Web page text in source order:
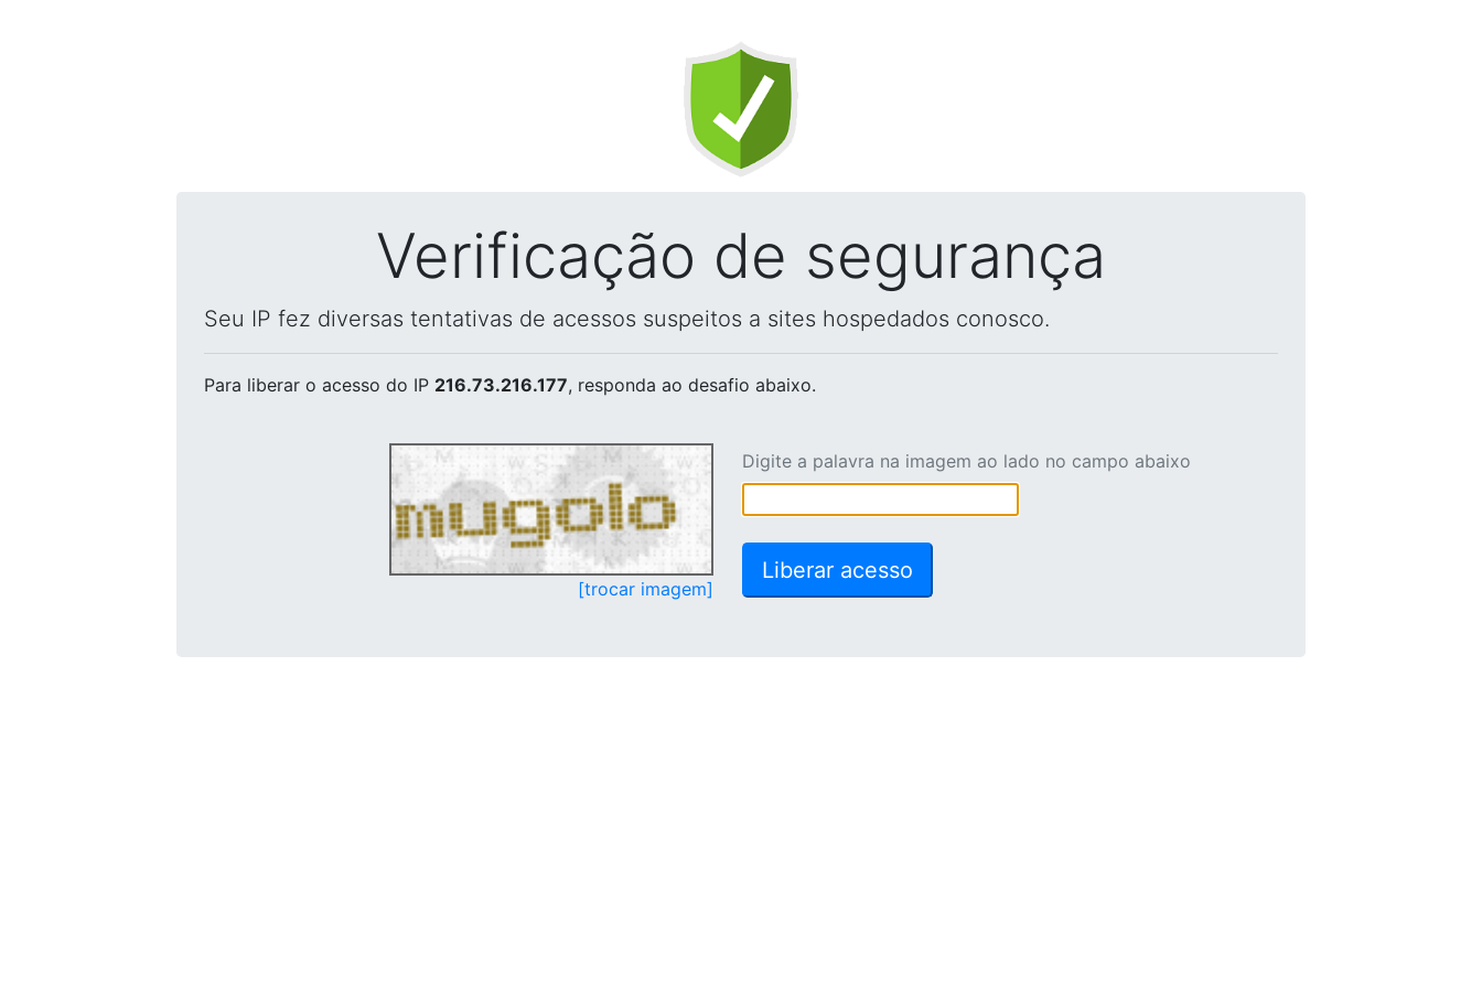
Verificação de segurança
Seu IP fez diversas tentativas de acessos suspeitos a sites hospedados conosco.
Para liberar o acesso do IP 216.73.216.177, responda ao desafio abaixo.
[trocar imagem]
Digite a palavra na imagem ao lado no campo abaixo